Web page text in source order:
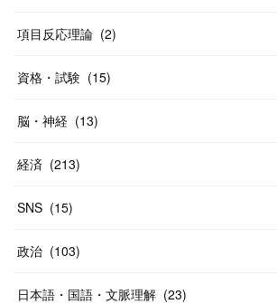
項目反応理論 (2)
資格・試験 (15)
脳・神経 (13)
経済 (213)
SNS (15)
政治 (103)
日本語・国語・文脈理解 (23)